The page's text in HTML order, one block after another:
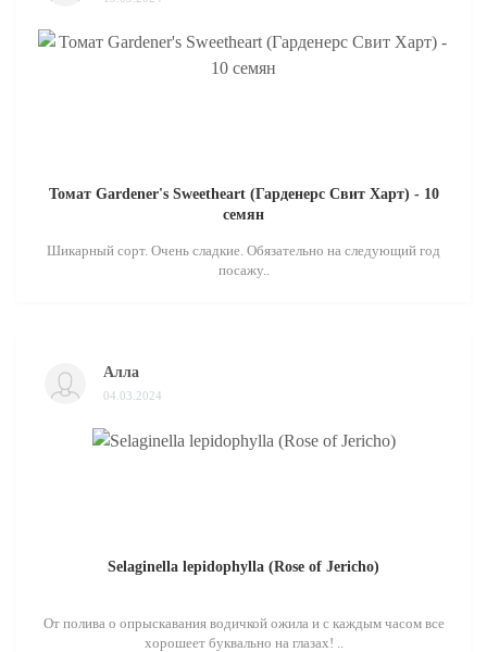
Томат Gardener's Sweetheart (Гарденерс Свит Харт) - 10
семян
Шикарный сорт. Очень сладкие. Обязательно на следующий год
посажу..
Алла
04.03.2024
Selaginella lepidophylla (Rose of Jericho)
От полива о опрыскавания водичкой ожила и с каждым часом все
хорошеет буквально на глазах! ..